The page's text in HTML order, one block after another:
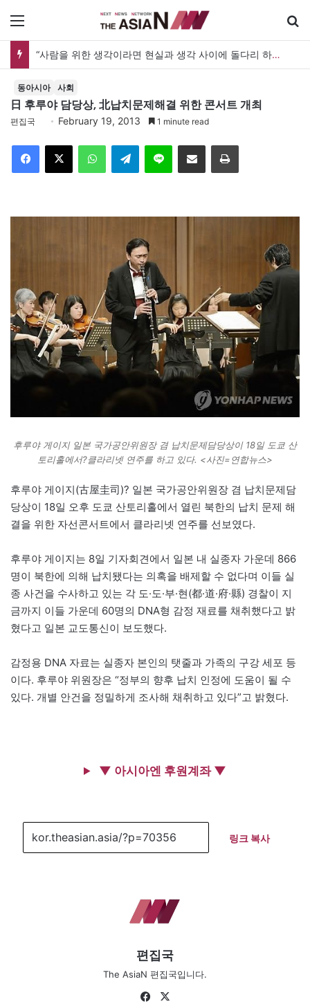
“사람을 위한 생각이라면 현실과 생각 사이에 돌다리 하나는 놓아야 하지 않을까”
동아시아 사회
日 후루야 담당상, 北납치문제해결 위한 콘서트 개최
편집국 February 19, 2013 1 minute read
Telegram 이메일
후루야 게이지 일본 국가공안위원장 겸 납치문제담당상이 18일 도쿄 산
토리홀에서?클라리넷 연주를 하고 있다. <사진=연합뉴스>
후루야 게이지(古屋圭司)? 일본 국가공안위원장 겸 납치문제담
당상이 18일 오후 도쿄 산토리홀에서 열린 북한의 납치 문제 해
결을 위한 자선콘서트에서 클라리넷 연주를 선보였다.
후루야 게이지는 8일 기자회견에서 일본 내 실종자 가운데 866
명이 북한에 의해 납치됐다는 의혹을 배제할 수 없다며 이들 실
종 사건을 수사하고 있는 각 도·도·부·현(都·道·府·縣) 경찰이 지
금까지 이들 가운데 60명의 DNA형 감정 재료를 채취했다고 밝
혔다고 일본 교도통신이 보도했다.
감정용 DNA 자료는 실종자 본인의 탯줄과 가족의 구강 세포 등
이다. 후루야 위원장은 “정부의 향후 납치 인정에 도움이 될 수
있다. 개별 안건을 정밀하게 조사해 채취하고 있다”고 밝혔다.
▼ 아시아엔 후원계좌 ▼
링크 복사
편집국
The AsiaN 편집국입니다.
Fa